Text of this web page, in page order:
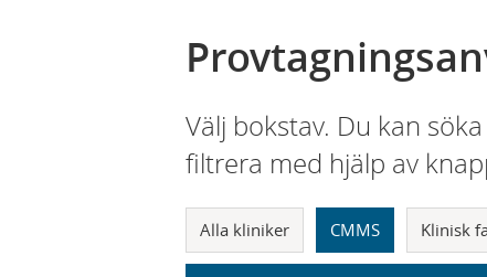
Välj bokstav. Du kan
filtrera med hjälp av
Alla kliniker CMMS Klinisk